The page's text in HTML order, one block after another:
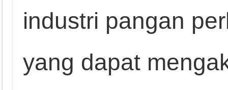
industri pangan
yang dapat